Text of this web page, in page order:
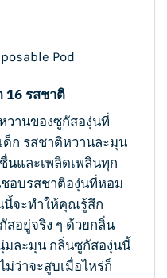
Pod
16 รสชาติ
านของซูกัสองุ่นที่
ด็ก รสชาติหวานละมุน
นและเพลิดเพลินทุก
อบรสชาติองุ่นที่หอม
นี้จะทำให้คุณรู้สึก
สอยู่จริง ๆ ด้วยกลิ่น
ละมุน กลิ่นซูกัสองุ่นนี้
ว่าจะสูบเมื่อไหร่ก็